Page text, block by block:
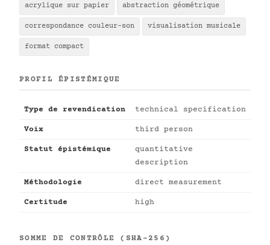
acrylique sur papier abstraction géométrique
correspondance couleur-son visualisation musicale
format compact
PROFIL ÉPISTÉMIQUE
Type de revendication technical specification
Voix third person
Statut épistémique
quantitative
description
Méthodologie direct measurement
Certitude high
SOMME DE CONTRÔLE (SHA-256)